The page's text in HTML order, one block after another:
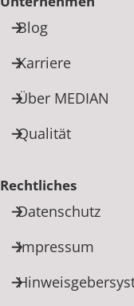
Blog
Karriere
Über MEDIAN
Qualität
Rechtliches
Datenschutz
Impressum